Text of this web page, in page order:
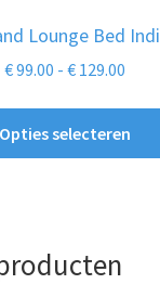
Lounge Bed
€99.00 - € 129.00
€
Opties selecteren
kan
gekozen
worden
op